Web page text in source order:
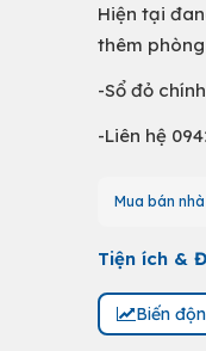
Hiện tại
thêm
-Sổ đỏ
-Liên hệ
Mua bán
Tiện ích &
Biến